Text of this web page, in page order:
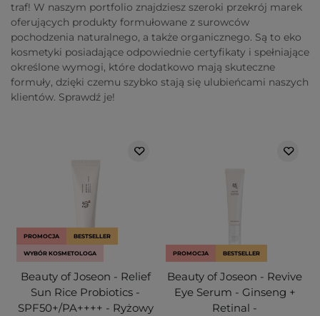
traf! W naszym portfolio znajdziesz szeroki przekrój marek
oferujących produkty formułowane z surowców
pochodzenia naturalnego, a także organicznego. Są to eko
kosmetyki posiadające odpowiednie certyfikaty i spełniające
określone wymogi, które dodatkowo mają skuteczne
formuły, dzięki czemu szybko stają się ulubieńcami naszych
klientów. Sprawdź je!
PROMOCJA BESTSELLER
WYBÓR KOSMETOLOGA
Beauty of Joseon - Relief
Sun Rice Probiotics -
SPF50+/PA++++ - Ryżowy
PROMOCJA BESTSELLER
Beauty of Joseon - Revive
Eye Serum - Ginseng +
Retinal -